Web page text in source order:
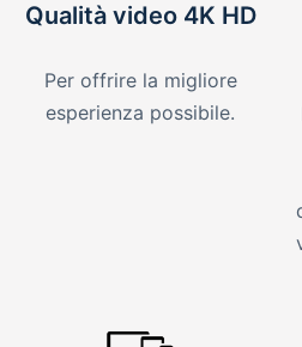
Qualità video 4K HD
Per offrire la migliore
esperienza possibile.